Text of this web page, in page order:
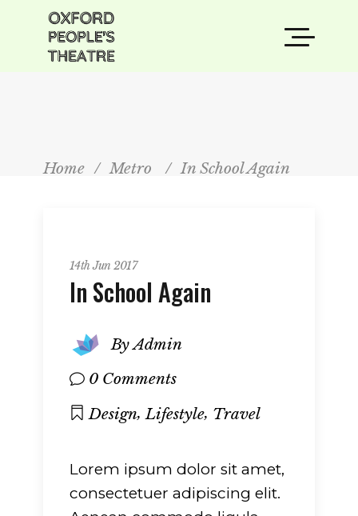
Home / Metro / In School Again
14th Jun 2017
In School Again
By Admin
0 Comments
Design, Lifestyle, Travel
Lorem ipsum dolor sit amet,
consectetuer adipiscing elit.